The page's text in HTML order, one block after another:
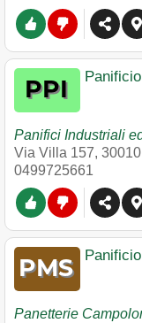
Panifici Industriali
Via Villa 157, 30010
0499725661
Panetterie